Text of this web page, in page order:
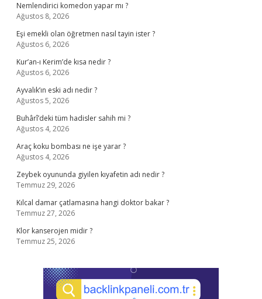
Nemlendirici komedon yapar mı ?
Ağustos 8, 2026
Eşi emekli olan öğretmen nasıl tayin ister ?
Ağustos 6, 2026
Kur’an-ı Kerim’de kısa nedir ?
Ağustos 6, 2026
Ayvalık’ın eski adı nedir ?
Ağustos 5, 2026
Buhârî’deki tüm hadisler sahih mi ?
Ağustos 4, 2026
Araç koku bombası ne işe yarar ?
Ağustos 4, 2026
Zeybek oyununda giyilen kıyafetin adı nedir ?
Temmuz 29, 2026
Kılcal damar çatlamasına hangi doktor bakar ?
Temmuz 27, 2026
Klor kanserojen midir ?
Temmuz 25, 2026